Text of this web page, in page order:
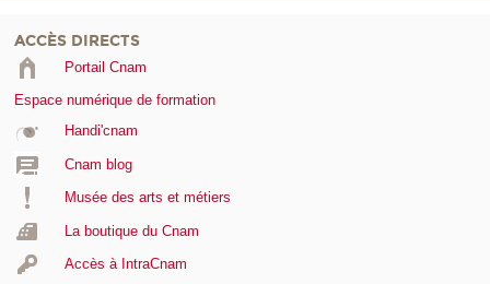
ACCÈS DIRECTS
Portail Cnam
Espace numérique de formation
Handi'cnam
Cnam blog
Musée des arts et métiers
La boutique du Cnam
Accès à IntraCnam